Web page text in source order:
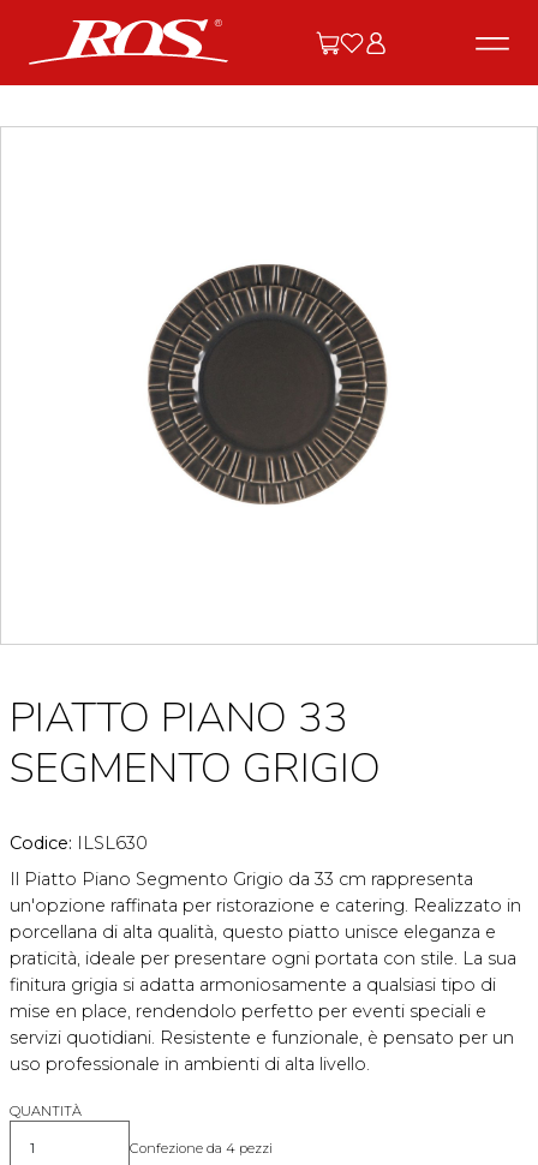
PIATTO PIANO 33
SEGMENTO GRIGIO
Codice: ILSL630
Il Piatto Piano Segmento Grigio da 33 cm rappresenta
un'opzione raffinata per ristorazione e catering. Realizzato in
porcellana di alta qualità, questo piatto unisce eleganza e
praticità, ideale per presentare ogni portata con stile. La sua
finitura grigia si adatta armoniosamente a qualsiasi tipo di
mise en place, rendendolo perfetto per eventi speciali e
servizi quotidiani. Resistente e funzionale, è pensato per un
uso professionale in ambienti di alta livello.
QUANTITÀ
Quantità Confezione da 4 pezzi